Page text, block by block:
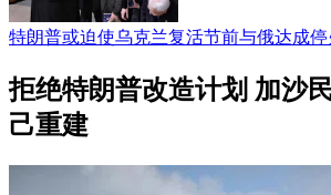
特朗普或迫使乌克兰复活节前与俄达成停
拒绝特朗普改造计划 加沙
己重建